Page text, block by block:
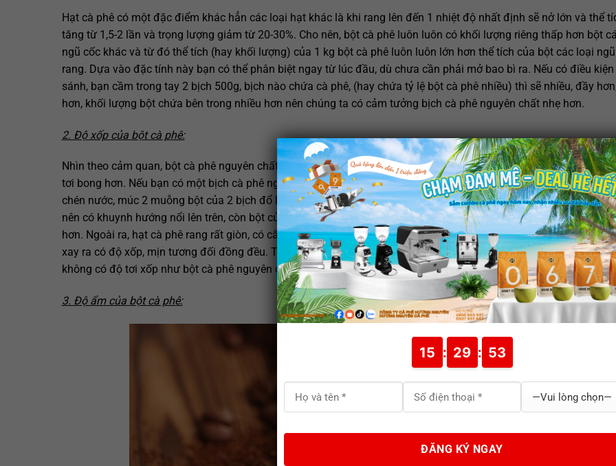
Hạt cà phê có một đặc điểm khác hẳn các loại hạt khác là khi rang lên đến 1 nhiệt độ nhất định sẽ nở lớn và thể
tăng từ 1,5-2 lần và trọng lượng giảm từ 20-30%. Cho nên, bột cà phê luôn luôn có khối lượng riêng thấp hơn bột
ngũ cốc khác và từ đó thể tích (hay khối lượng) của 1 kg bột cà phê luôn luôn lớn hơn thể tích của bột các loại
rang. Dựa vào đặc tính này bạn có thể phân biệt ngay từ lúc đầu, dù chưa cần phải mở bao bì ra. Nếu có điều kiện
sánh, bạn cầm trong tay 2 bịch 500g, bịch nào chứa cà phê, (hay chứa tỷ lệ bột cà phê nhiều) thì sẽ nhiều, đầy
hơn, khối lượng bột chứa bên trong nhiều hơn nên chúng ta có cảm tưởng bịch cà phê nguyên chất nhẹ hơn.
2. Độ xốp của bột cà phê:
Nhìn theo cảm quan, bột cà phê nguyên chất rất nhẹ, có độ xốp , tơi và rời. Bột của hạt ngũ cốc khác thường dính
tơi bong hơn. Nếu bạn có một bịch cà phê nguyên chất và một bịch cà phê không nguyên chất, bạn mở 2 bịch ra,
chén nước, múc 2 muỗng bột của 2 bịch đổ lên mặt nước. Bột cà phê nguyên chất xốp nhẹ, có khối lượng riêng
nên có khuynh hướng nổi lên trên, còn bột của các hạt ngũ cốc khác có khối lượng riêng lớn hơn, nên chìm xuống
hơn. Ngoài ra, hạt cà phê rang rất giòn, có cấu trúc sợi cellulose đồng đều, dễ vỡ và vỡ đều trong cối xay, nên bột
xay ra có độ xốp, mịn tương đối đồng đều. Trái lại các loại hạt đậu, bắp rang, khi xay bột độ mịn không đồng đều
không có độ tơi xốp như bột cà phê nguyên chất.
3. Độ ẩm của bột cà phê:
15 : 29 : 52